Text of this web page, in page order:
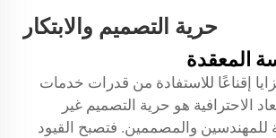
حرية التصميم والابتكار
المعقدة
إقناعًا للاستفادة من قدرات خدمات
الاحترافية هو حرية التصميم غير
للمهندسين والمصممين. فتصبح القيود